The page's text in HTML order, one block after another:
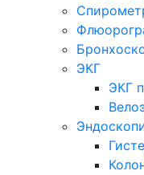
ЭКГ
ЭКГ